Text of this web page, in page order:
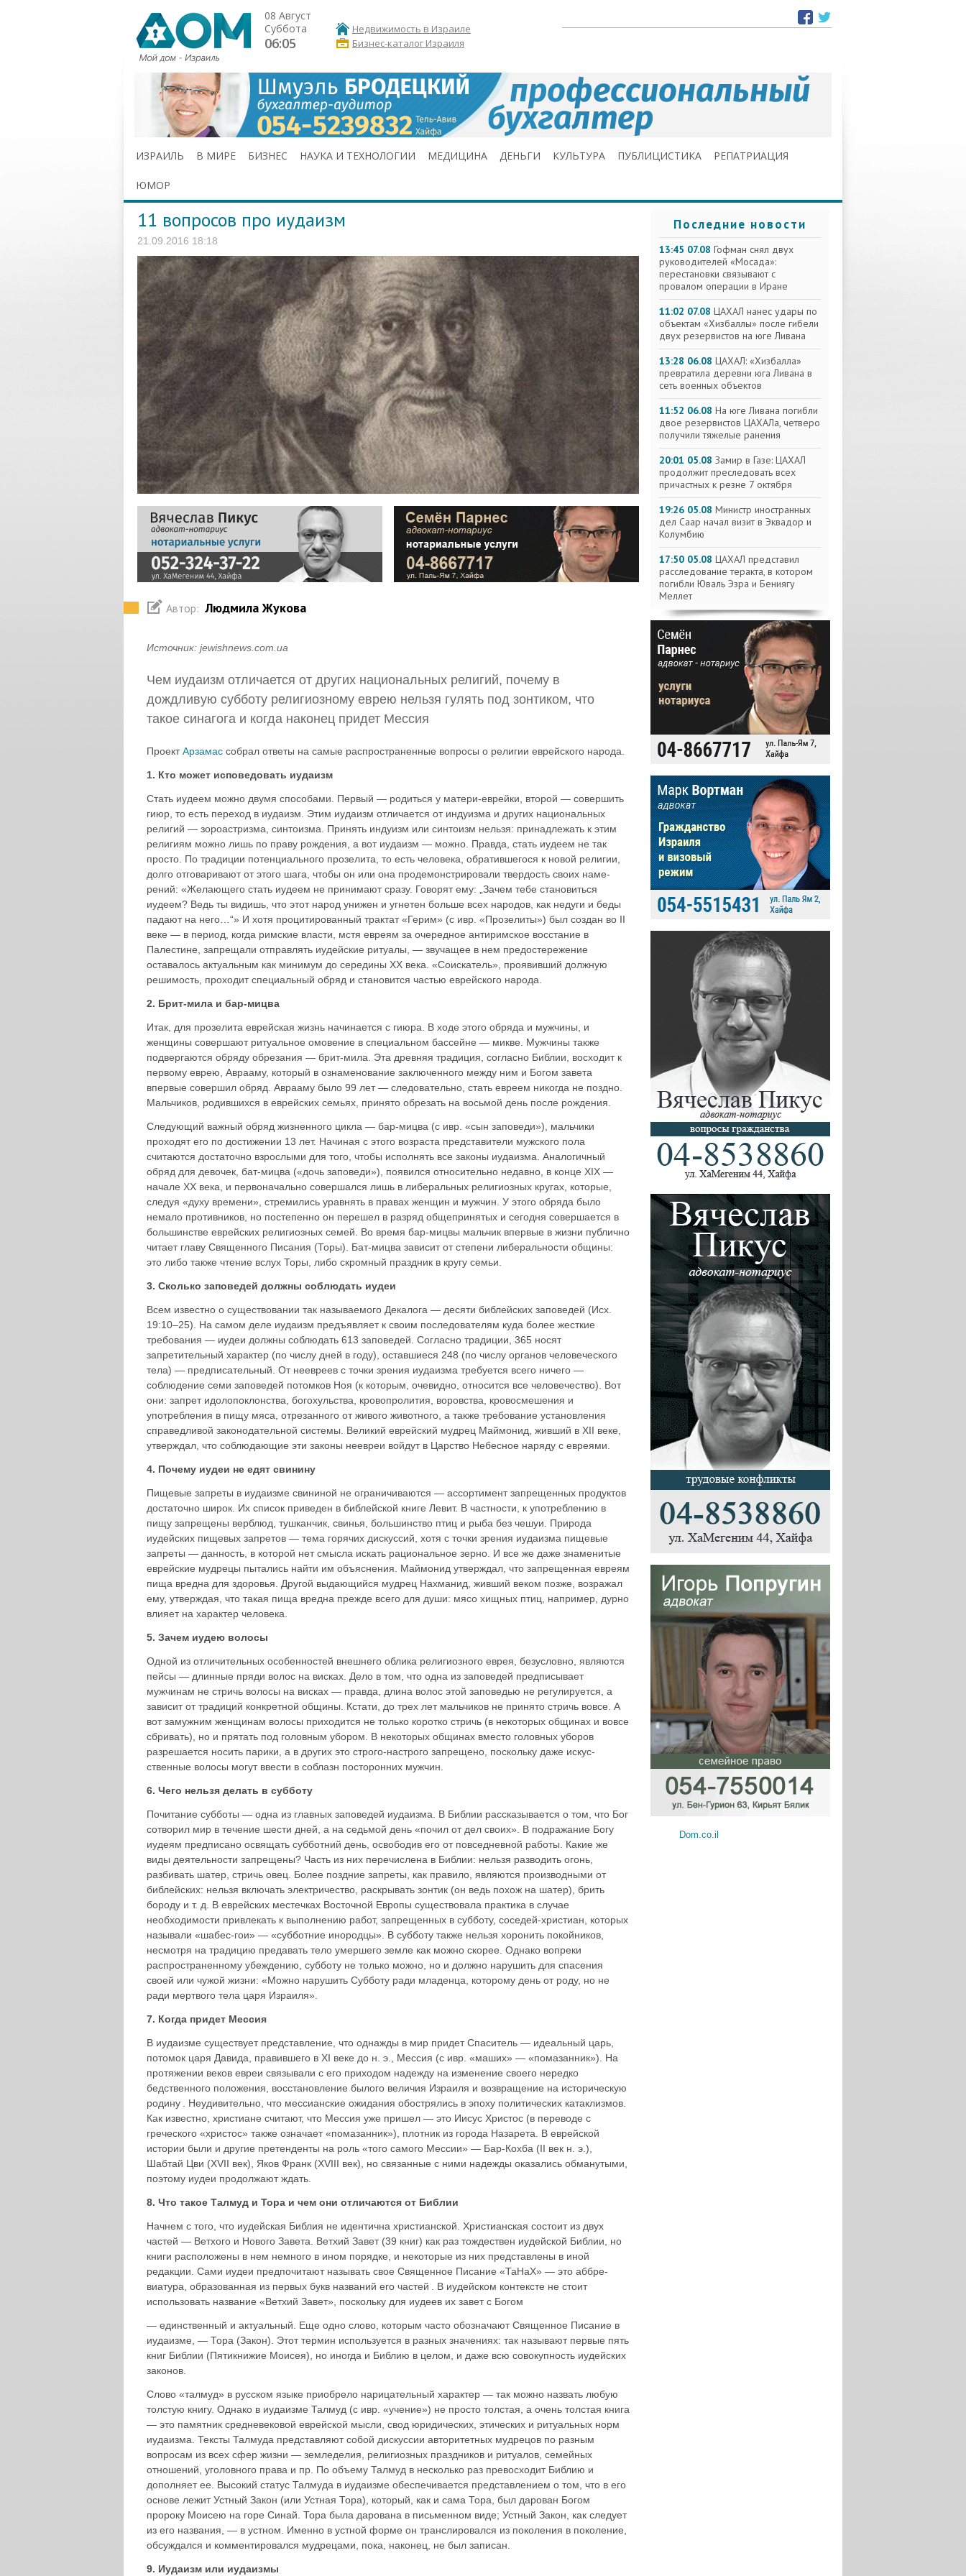
08 Август
Суббота
06:05
Недвижимость в Израиле
Бизнес-каталог Израиля
ИЗРАИЛЬ В МИРЕ БИЗНЕС НАУКА И ТЕХНОЛОГИИ МЕДИЦИНА ДЕНЬГИ КУЛЬТУРА ПУБЛИЦИСТИКА РЕПАТРИАЦИЯ
ЮМОР
11 вопросов про иудаизм
21.09.2016 18:18
Автор: Людмила Жукова
Источник: jewishnews.com.ua
Чем иудаизм отличается от других национальных религий, почему в
дождливую субботу религиозному еврею нельзя гулять под зонтиком, что
такое синагога и когда наконец придет Мессия
ПроектАрзамас собрал ответы на самые распространенные вопросы о религии еврейского народа.
1. Кто может исповедовать иудаизм
Стать иудеем можно двумя способами. Первый — родиться у матери-еврейки, второй — совершить
гиюр, то есть переход в иудаизм. Этим иудаизм отличает­ся от индуизма и других национальных
рели­гий — зороастризма, синтоизма. Принять индуизм или синтоизм нельзя: при­надлежать к этим
религиям можно лишь по праву рождения, а вот иудаизм — можно. Правда, стать иудеем не так
просто. По традиции потенциального прозелита, то есть человека, обратив­шегося к новой религии,
долго отговаривают от этого шага, чтобы он или она продемонстрировали твердость своих наме­
рений: «Желающего стать иудеем не принимают сразу. Говорят ему: „Зачем тебе становиться
иудеем? Ведь ты видишь, что этот народ унижен и угнетен больше всех народов, как недуги и беды
падают на него…“» И хотя процитиро­ванный трактат «Герим» (c ивр. «Прозелиты») был создан во II
веке — в период, когда римские власти, мстя евреям за очередное антиримское восстание в
Палестине, запрещали отправ­лять иудейские ритуалы, — звучащее в нем предостережение
оставалось актуальным как минимум до середины ХХ века. «Соискатель», проявивший должную
решимость, проходит специальный обряд и становится частью еврейского народа.
2. Брит-мила и бар-мицва
Итак, для прозелита еврейская жизнь начинается с гиюра. В ходе этого обря­да и мужчины, и
женщины совершают ритуальное омовение в специальном бас­сейне — микве. Мужчины также
подвергаются обряду обрезания — брит-мила. Эта древняя традиция, согласно Библии, восходит к
первому еврею, Аврааму, который в ознаменование заключенного между ним и Богом завета
впервые совершил обряд. Аврааму было 99 лет — следовательно, стать евреем никогда не поздно.
Мальчиков, родившихся в еврейских семьях, принято обрезать на восьмой день после рождения.
Следующий важный обряд жизненного цикла — бар-мицва (с ивр. «сын запо­веди»), мальчики
проходят его по достижении 13 лет. Начиная с этого воз­раста представители мужского пола
считаются достаточно взрослыми для того, чтобы исполнять все законы иудаизма. Аналогичный
обряд для девочек, бат-мицва («дочь заповеди»), появился относительно недавно, в конце XIX —
на­чале XX века, и первоначально совершался лишь в либеральных религиозных кругах, которые,
следуя «духу времени», стремились уравнять в правах женщин и мужчин. У этого обряда было
немало противников, но постепенно он пере­шел в разряд общепринятых и сегодня совершается в
большинстве еврейских религиозных семей. Во время бар-мицвы мальчик впервые в жизни публично
читает главу Священного Писания (Торы). Бат-мицва зависит от степени либеральности общины:
это либо также чтение вслух Торы, либо скромный праздник в кругу семьи.
3. Сколько заповедей должны соблюдать иудеи
Всем известно о существовании так называемого Декалога — десяти биб­лейских заповедей (Исх.
19:10–25). На самом деле иудаизм предъявляет к своим последователям куда более жесткие
требования — иудеи должны соблюдать 613 заповедей. Согласно традиции, 365 носят
запретительный характер (по числу дней в году), оставшиеся 248 (по числу органов челове­ческого
тела) — предписательный. От неевреев с точки зрения иудаизма требуется всего ничего —
соблюдение семи заповедей потомков Ноя (к ко­торым, очевидно, относится все человечество). Вот
они: запрет идолопоклон­ства, богохульства, кровопролития, воровства, кровосмешения и
употребления в пищу мяса, отрезанного от живого животного, а также требование установ­ления
справедливой законодательной системы. Великий еврейский мудрец Маймонид, живший в XII веке,
утверждал, что соблюдающие эти законы неевреи войдут в Царство Небесное наряду с евреями.
4. Почему иудеи не едят свинину
Пищевые запреты в иудаизме свининой не ограничиваются — ассортимент запрещенных продуктов
достаточно широк. Их список приведен в библейской книге Левит. В частности, к употреблению в
пищу запрещены верблюд, туш­канчик, свинья, большинство птиц и рыба без чешуи. Природа
иудейских пищевых запретов — тема горячих дискуссий, хотя с точки зрения иудаизма пищевые
запреты — данность, в которой нет смысла искать рациональное зерно. И все же даже знаменитые
еврейские мудрецы пытались найти им объ­яс­нения. Маймонид утверждал, что запрещенная евреям
пища вредна для здо­ровья. Другой выдающийся мудрец Нахманид, живший веком позже, возражал
ему, утверждая, что такая пища вредна прежде всего для души: мясо хищных птиц, например, дурно
влияет на характер человека.
5. Зачем иудею волосы
Одной из отличительных особенностей внешнего облика религиозного еврея, безусловно, являются
пейсы — длинные пряди волос на висках. Дело в том, что одна из заповедей предписывает
мужчинам не стричь волосы на висках — правда, длина волос этой заповедью не регулируется, а
зависит от традиций конкретной общины. Кстати, до трех лет мальчиков не принято стричь вовсе. А
вот замужним женщинам волосы приходится не только коротко стричь (в некоторых общинах и вовсе
сбривать), но и прятать под головным убором. В некоторых общинах вместо головных уборов
разрешается носить парики, а в других это строго-настрого запрещено, поскольку даже искус­
ственные волосы могут ввести в соблазн посторонних мужчин.
6. Чего нельзя делать в субботу
Почитание субботы — одна из главных заповедей иудаизма. В Библии расска­зывается о том, что Бог
сотворил мир в течение шести дней, а на седьмой день «почил от дел своих». В подражание Богу
иудеям предписано освящать суббот­ний день, освободив его от повседневной работы. Какие же
виды деятельности запрещены? Часть из них перечислена в Библии: нельзя разводить огонь,
разбивать шатер, стричь овец. Более поздние запреты, как правило, являются производными от
библейских: нельзя включать электричество, раскрывать зонтик (он ведь похож на шатер), брить
бороду и т. д. В еврейских местечках Восточной Европы существовала практика в случае
необходимости привлекать к выполнению работ, запрещенных в субботу, соседей-христиан, которых
называли «шабес-гои» — «субботние инородцы». В субботу также нельзя хоронить покойников,
несмотря на традицию предавать тело умершего земле как можно скорее. Однако вопреки
распространенному убеждению, субботу не только можно, но и должно нарушить для спасения
своей или чужой жизни: «Можно нарушить Субботу ради младенца, которому день от роду, но не
ради мертвого тела царя Израиля».
7. Когда придет Мессия
В иудаизме существует представление, что однажды в мир придет Спаситель — идеальный царь,
потомок царя Давида, правившего в ХI веке до н. э., Мессия (с ивр. «маших» — «помазанник»). На
протяжении веков евреи связывали с его приходом надежду на изменение своего нередко
бедственного положения, вос­становление былого величия Израиля и возвращение на историческую
родину . Неудивительно, что мессианские ожидания обострялись в эпоху политических катаклизмов.
Как известно, христиане считают, что Мессия уже пришел — это Иисус Христос (в переводе с
греческого «христос» также означает «помазан­ник»), плотник из города Назарета. В еврейской
истории были и другие претен­денты на роль «того самого Мессии» — Бар-Кохба (II век н. э.),
Шабтай Цви (XVII век), Яков Франк (XVIII век), но связанные с ними надежды оказались обманутыми,
поэтому иудеи продолжают ждать.
8. Что такое Талмуд и Тора и чем они отличаются от Библии
Начнем с того, что иудейская Библия не идентична христианской. Христиан­ская состоит из двух
частей — Ветхого и Нового Завета. Ветхий Завет (39 книг) как раз тождествен иудейской Библии, но
книги расположены в нем немного в ином порядке, и некоторые из них представлены в иной
редакции. Сами иудеи предпочитают называть свое Священное Писание «ТаНаХ» — это аббре­
виатура, образованная из первых букв названий его частей . В иудейском контексте не стоит
использовать название «Ветхий Завет», поскольку для иу­деев их завет с Богом
— единственный и актуальный. Еще одно слово, которым часто обозначают Священное Писание в
иуда­изме, — Тора (Закон). Этот термин используется в разных значениях: так называют первые пять
книг Библии (Пятикнижие Моисея), но иногда и Библию в целом, и даже всю сово­купность иудейских
законов.
Слово «талмуд» в русском языке приобрело нарицательный характер — так можно назвать любую
толстую книгу. Однако в иудаизме Талмуд (с ивр. «уче­ние») не просто толстая, а очень толстая книга
— это памятник средневековой еврейской мысли, свод юридических, этических и ритуальных норм
иудаизма. Тексты Талмуда представляют собой дискуссии авторитетных мудрецов по раз­ным
вопросам из всех сфер жизни — земледелия, религиозных праздников и ритуалов, се­мей­ных
отношений, уголовного права и пр. По объе­му Тал­муд в несколько раз превосходит Библию и
дополняет ее. Высокий статус Талмуда в иуда­изме обеспечивается представлением о том, что в его
основе лежит Устный Закон (или Устная Тора), который, как и сама Тора, был дарован Богом
пророку Моисею на горе Синай. Тора была дарована в письменном виде; Уст­ный Закон, как сле­дует
из его названия, — в устном. Именно в устной форме он транслиро­вался из поколения в поколение,
обсуждался и комментировался мудреца­ми, пока, наконец, не был записан.
9. Иудаизм или иудаизмы
Последние новости
13:45 07.08 Гофман снял двух
руководителей «Мосада»:
перестановки связывают с
провалом операции в Иране
11:02 07.08 ЦАХАЛ нанес удары по
объектам «Хизбаллы» после гибели
двух резервистов на юге Ливана
13:28 06.08 ЦАХАЛ: «Хизбалла»
превратила деревни юга Ливана в
сеть военных объектов
11:52 06.08 На юге Ливана погибли
двое резервистов ЦАХАЛа, четверо
получили тяжелые ранения
20:01 05.08 Замир в Газе: ЦАХАЛ
продолжит преследовать всех
причастных к резне 7 октября
19:26 05.08 Министр иностранных
дел Саар начал визит в Эквадор и
Колумбию
17:50 05.08 ЦАХАЛ представил
расследование теракта, в котором
погибли Юваль Эзра и Бениягу
Меллет
Dom.co.il